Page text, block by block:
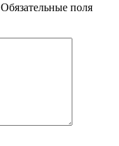
Обязательные поля